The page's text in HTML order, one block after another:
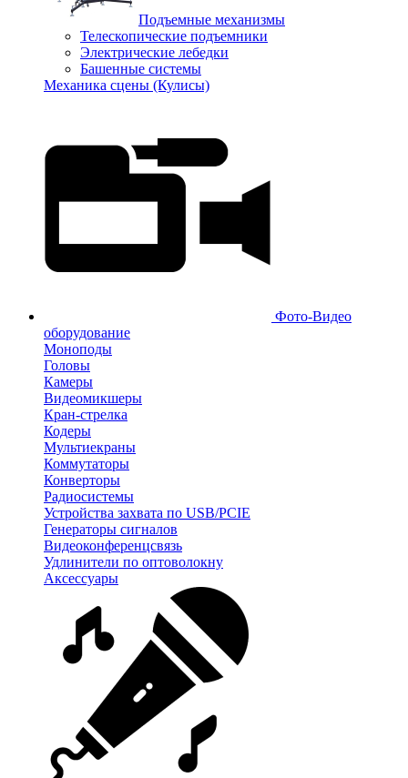
Подъемные механизмы
Телескопические подъемники
Электрические лебедки
Башенные системы
Механика сцены (Кулисы)
Фото-Видео
оборудование
Моноподы
Головы
Камеры
Видеомикшеры
Кран-стрелка
Кодеры
Мультиекраны
Коммутаторы
Конверторы
Радиосистемы
Устройства захвата по USB/PCIE
Генераторы сигналов
Видеоконференцсвязь
Удлинители по оптоволокну
Аксессуары